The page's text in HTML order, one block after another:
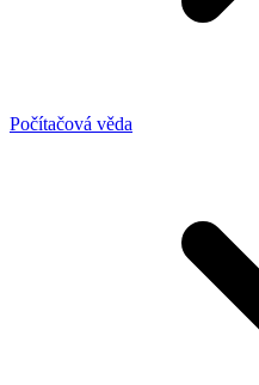
Počítačová věda